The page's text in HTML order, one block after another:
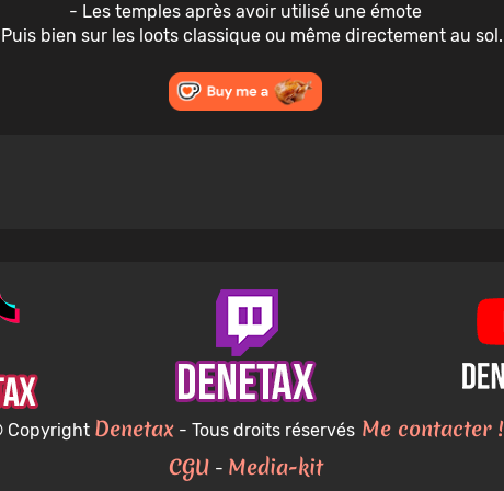
- Les temples après avoir utilisé une émote
bien sur les loots classique ou même directement au sol.
Copyright Denetax- Tous droits réservésMe contacter !
CGU - Media-kit